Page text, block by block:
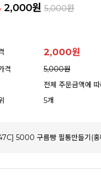
2,000원 5,000원
2,000원
격
5,000원
전체 주문금액에
5개
5000 구름빵 필통만들기(홍